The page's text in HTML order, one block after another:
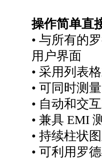
操作简单直
• 与所有的
用户界面
• 采用列表
• 可同时测
• 自动和交
• 兼具 EMI
• 持续柱状
• 可利用罗